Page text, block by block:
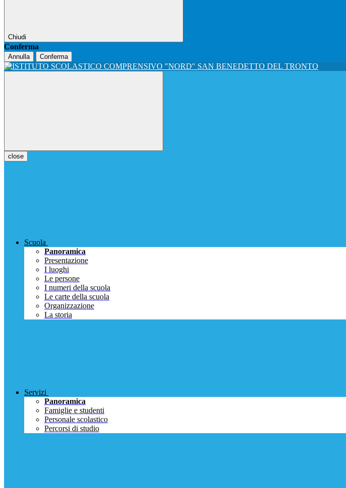
Chiudi
Conferma
Annulla Conferma
close
Scuola
Panoramica
Presentazione
I luoghi
Le persone
I numeri della scuola
Le carte della scuola
Organizzazione
La storia
Servizi
Panoramica
Famiglie e studenti
Personale scolastico
Percorsi di studio